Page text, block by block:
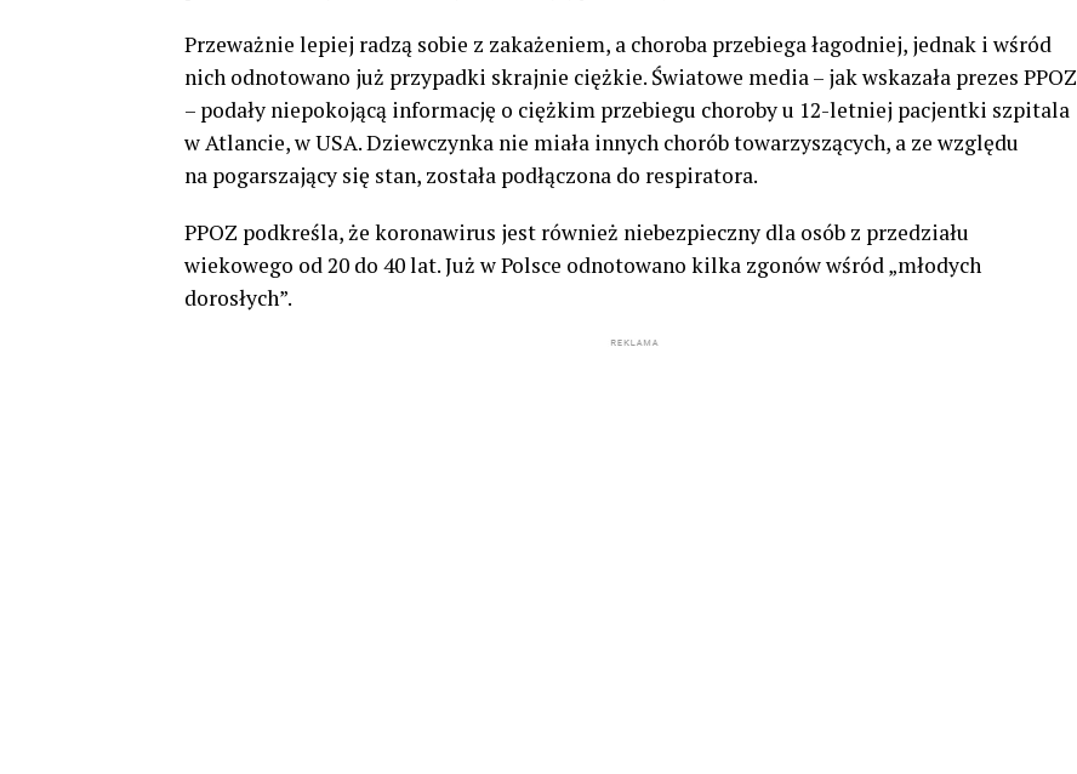
Przeważnie lepiej radzą sobie z zakażeniem, a choroba przebiega łagodniej, jednak i wśród
nich odnotowano już przypadki skrajnie ciężkie. Światowe media – jak wskazała prezes PPOZ
– podały niepokojącą informację o ciężkim przebiegu choroby u 12-letniej pacjentki szpitala
w Atlancie, w USA. Dziewczynka nie miała innych chorób towarzyszących, a ze względu
na pogarszający się stan, została podłączona do respiratora.
PPOZ podkreśla, że koronawirus jest również niebezpieczny dla osób z przedziału
wiekowego od 20 do 40 lat. Już w Polsce odnotowano kilka zgonów wśród „młodych
dorosłych”.